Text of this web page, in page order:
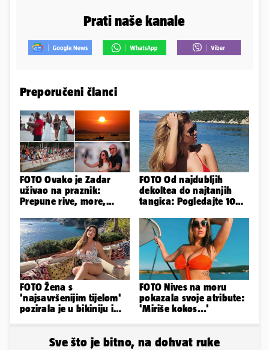
Prati naše kanale
Preporučeni članci
FOTO Ovako je Zadar
uživao na praznik:
Prepune rive, more,
sunca
FOTO Od najdubljih
dekoltea do najtanjih
tangica: Pogledajte 100
FOTO Žena s
'najsavršenijim tijelom'
pozirala je u bikiniju i
FOTO Nives na moru
pokazala svoje atribute:
'Miriše kokos...'
Sve što je bitno, na dohvat ruke